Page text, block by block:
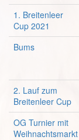
1. Breitenleer
Cup 2021
Bums
2. Lauf zum
Breitenleer Cup
OG Turnier mit
Weihnachtsmarkt